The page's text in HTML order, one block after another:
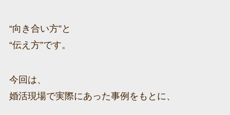
“向き合い方”と
“伝え方”です。
今回は、
婚活現場で実際にあった事例をもとに、